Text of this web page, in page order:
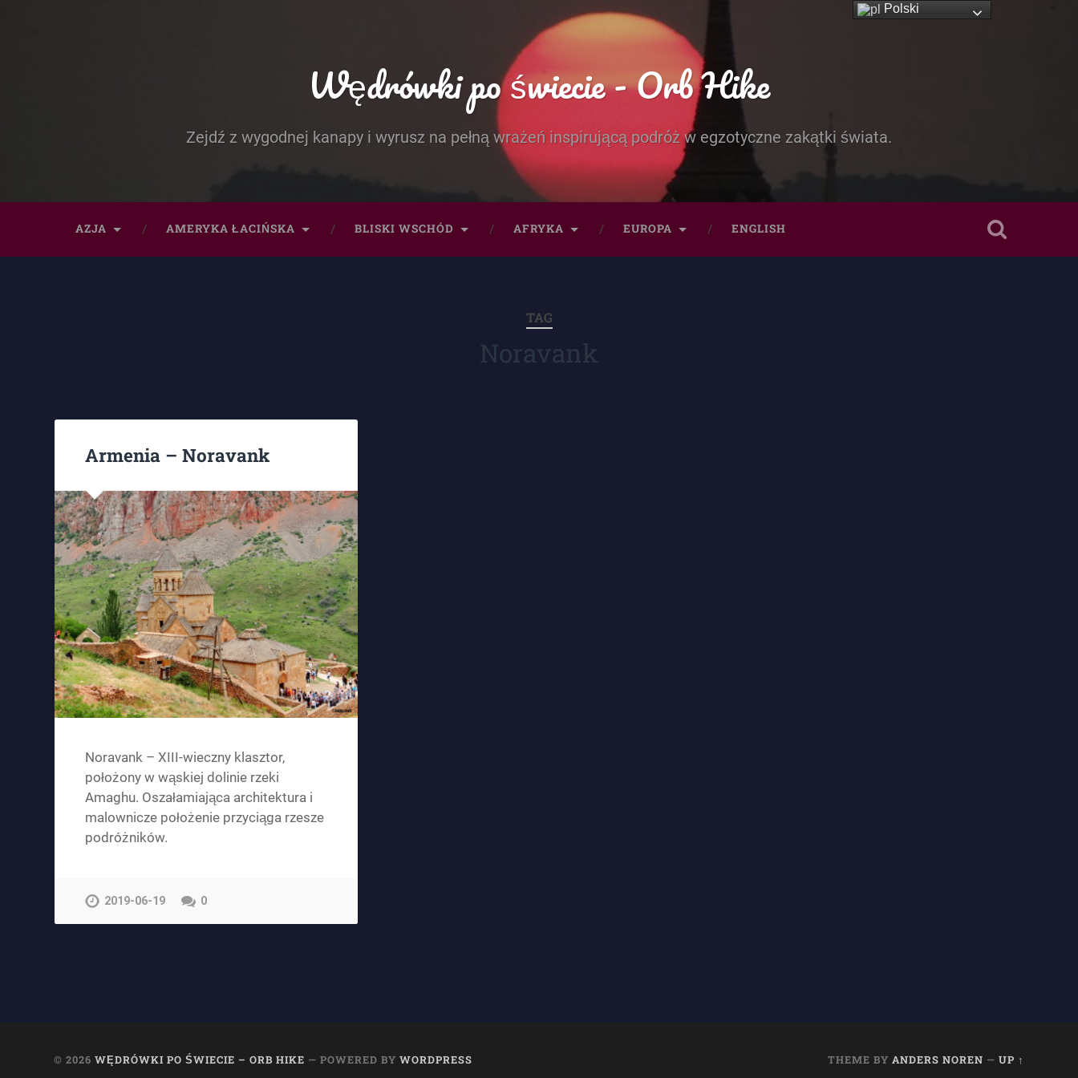
Wędrówki po świecie - Orb Hike
Zejdź z wygodnej kanapy i wyrusz na pełną wrażeń inspirującą podróż w egzotyczne zakątki świata.
AZJA AMERYKA ŁACIŃSKA BLISKI WSCHÓD AFRYKA EUROPA ENGLISH
TAG
Noravank
Armenia – Noravank
Noravank – XIII-wieczny klasztor,
położony w wąskiej dolinie rzeki
Amaghu. Oszałamiająca architektura i
malownicze położenie przyciąga rzesze
podróżników.
2019-06-19 0
© 2026WĘDRÓWKI PO ŚWIECIE – ORB HIKE — POWERED BYWORDPRESS THEME BY ANDERS NOREN — UP ↑
Polski